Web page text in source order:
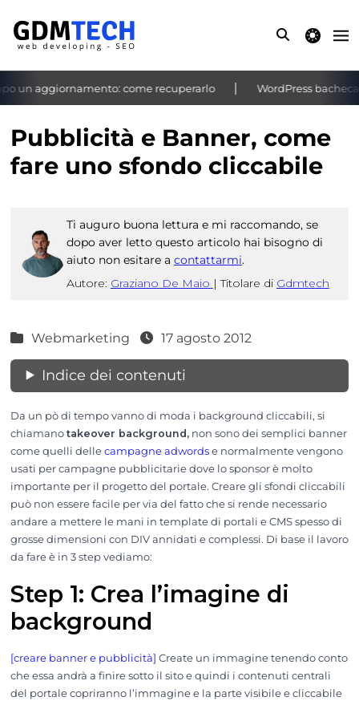
theme
un aggiornamento: come recuperarlo WordPress bacheca
‹ ›
Pubblicità e Banner, come
fare uno sfondo cliccabile
Ti auguro buona lettura e mi raccomando, se
dopo aver letto questo articolo hai bisogno di
aiuto non esitare a contattarmi.
Autore: Graziano De Maio | Titolare di Gdmtech
Webmarketing 17 agosto 2012
Indice dei contenuti
Da un pò di tempo vanno di moda i background cliccabili, si
chiamanotakeover background,non sono dei semplici banner
come quelli delle campagne adwordse normalmente vengono
usati per campagne pubblicitarie dove lo sponsor è molto
importante per il progetto del portale. Creare gli sfondi cliccabili
può non essere facile per via del fatto che si rende necessario
andare a mettere le mani in template di portali e CMS spesso di
grosse dimensioni con DIV annidati e complessi. Di base il lavoro
da fare è in 3 step vediamo:
Step 1: Crea l’imagine di
background
[creare banner e pubblicità] Create un immagine tenendo conto
che essa andrà a finire sotto il sito e quindi i contenuti centrali
del portale copriranno l’immagine e la parte visibile e cliccabile